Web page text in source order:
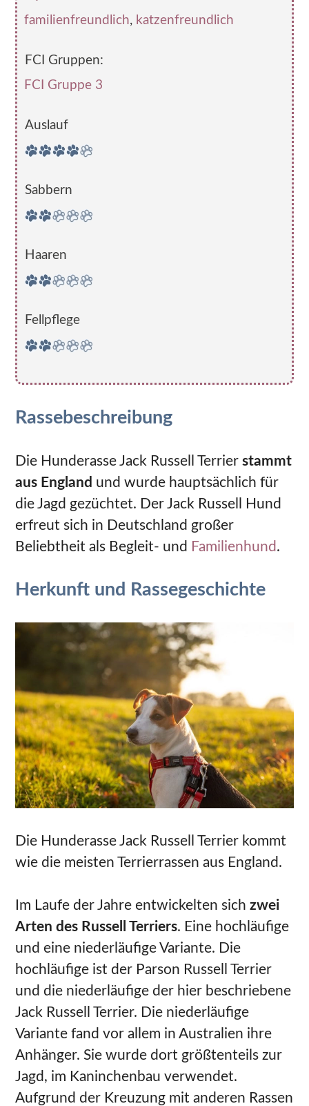
familienfreundlich, katzenfreundlich
FCI Gruppen:
FCI Gruppe 3
Auslauf
Sabbern
Haaren
Fellpflege
Rassebeschreibung
Die Hunderasse Jack Russell Terrier stammt
aus England und wurde hauptsächlich für
die Jagd gezüchtet. Der Jack Russell Hund
erfreut sich in Deutschland großer
Beliebtheit als Begleit- und Familienhund.
Herkunft und Rassegeschichte
Die Hunderasse Jack Russell Terrier kommt
wie die meisten Terrierrassen aus England.
Im Laufe der Jahre entwickelten sich zwei
Arten des Russell Terriers. Eine hochläufige
und eine niederläufige Variante. Die
hochläufige ist der Parson Russell Terrier
und die niederläufige der hier beschriebene
Jack Russell Terrier. Die niederläufige
Variante fand vor allem in Australien ihre
Anhänger. Sie wurde dort größtenteils zur
Jagd, im Kaninchenbau verwendet.
Aufgrund der Kreuzung mit anderen Rassen